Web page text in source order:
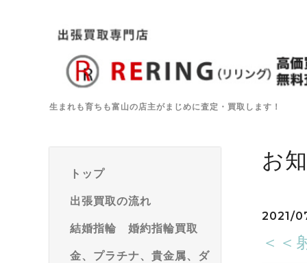
生まれも育ちも富山の店主がまじめに査定・買取します！
トップ
出張買取の流れ
結婚指輪 婚約指輪買取
金、プラチナ、貴金属、ダ
お
2021/
＜＜